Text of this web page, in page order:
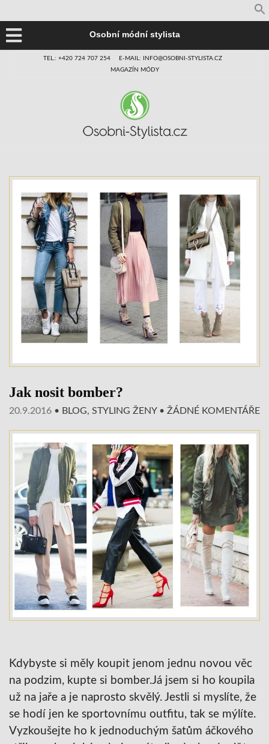
Osobní módní stylista
TEL.: +420 724 707 254
E-MAIL: INFO@OSOBNI-STYLISTA.CZ
MAGAZÍN MÓDY
Jak nosit bomber?
20.9.2016 • BLOG, STYLING ŽENY• ŽÁDNÉ KOMENTÁŘE
Kdybyste si měly koupit jenom jednu novou věc
na podzim, kupte si bomber.Já jsem si ho koupila
už na jaře a je naprosto skvělý. Jestli si myslíte, že
se hodí jen ke sportovnímu outfitu, tak se mýlíte.
Vyzkoušejte ho k jednoduchým šatům áčkového